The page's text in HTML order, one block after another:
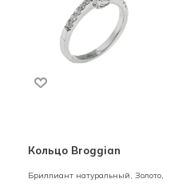
Кольцо Broggian
Бриллиант натуральный, Золото,